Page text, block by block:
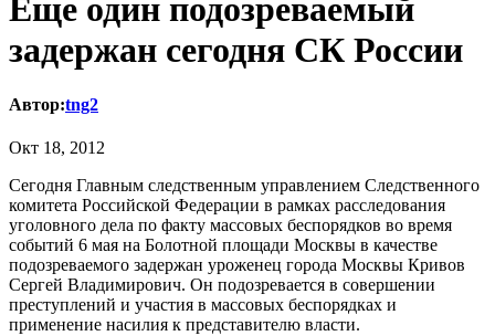
Еще один подозреваемый
задержан сегодня СК России
Автор:tng2
Окт 18, 2012
Сегодня Главным следственным управлением Следственного
комитета Российской Федерации в рамках расследования
уголовного дела по факту массовых беспорядков во время
событий 6 мая на Болотной площади Москвы в качестве
подозреваемого задержан уроженец города Москвы Кривов
Сергей Владимирович. Он подозревается в совершении
преступлений и участия в массовых беспорядках и
применение насилия к представителю власти.